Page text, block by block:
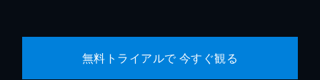
無料トライアルで 今すぐ観る